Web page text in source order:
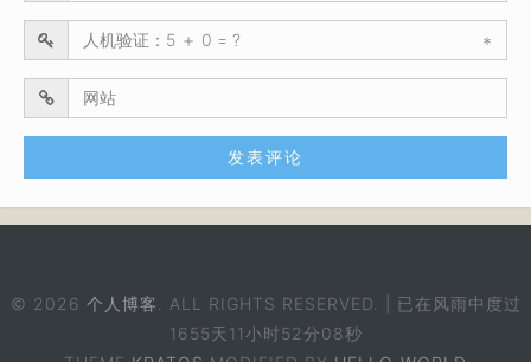
*
© 2026 个人博客 . ALL RIGHTS RESERVED. | 已在风雨中度过
1655天11小时52分09秒